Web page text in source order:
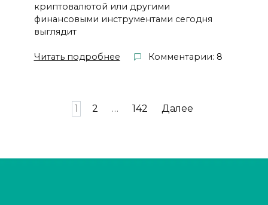
криптовалютой или другими
финансовыми инструментами сегодня
выглядит
Читать подробнее Комментарии: 8
1 2 … 142 Далее